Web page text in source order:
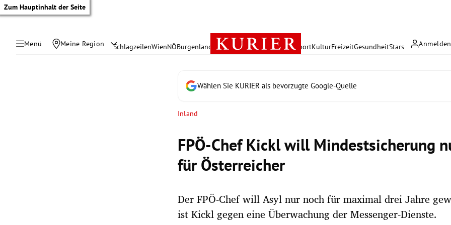
Zum Hauptinhalt der Seite
Menü Meine Region Anmelden
SchlagzeilenWienNÖBurgenland Österreich PolitikWirtschaft SportKulturFreizeitGesundheitStars
Wählen Sie KURIER als bevorzugte Google-Quelle
Inland
FPÖ-Chef Kickl will Mindestsicherung
für Österreicher
Der FPÖ-Chef will Asyl nur noch für maximal drei Jahre
ist Kickl gegen eine Überwachung der Messenger-Dienste.